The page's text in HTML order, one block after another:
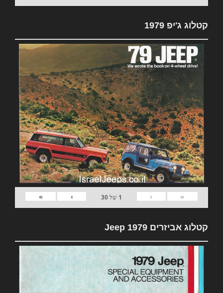
קטלוג ג'יפ 1979
«
‹
1 של30
›
»
קטלוג אביזרים 1979 Jeep